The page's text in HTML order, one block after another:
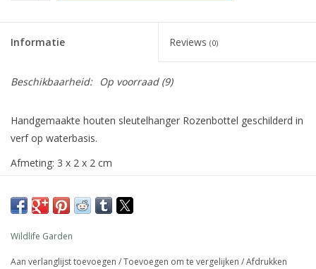
Informatie Reviews (0)
Beschikbaarheid: Op voorraad(9)
Handgemaakte houten sleutelhanger Rozenbottel geschilderd in
verf op waterbasis.
Afmeting: 3 x 2 x 2 cm
Details: handgemaakt
Wildlife Garden
Aan verlanglijst toevoegen /Toevoegen om te vergelijken /Afdrukken